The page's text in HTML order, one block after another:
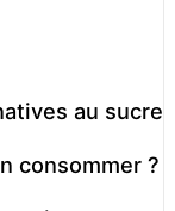
au sucre
consommer ?